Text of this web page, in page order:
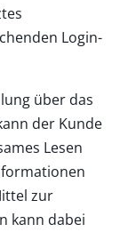
Login-
über das
der Kunde
Lesen
zur
kann dabei